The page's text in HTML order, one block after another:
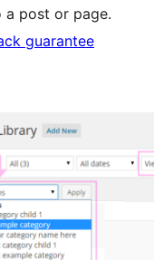
a post or page.
guarantee